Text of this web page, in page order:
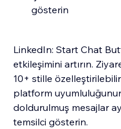
gösterin
LinkedIn: Start Chat
etkileşimini artırın.
10+ stille
platform
doldurulmuş mesajlar
temsilci gösterin.